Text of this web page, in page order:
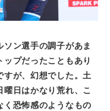
ソン選手の調子があま
プだったこともあり
すが、幻想でした。土
日はかなり荒れ、こ
く恐怖感のようなもの